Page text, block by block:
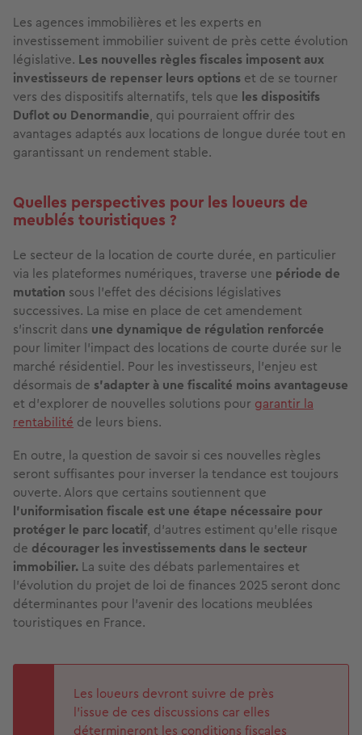
Les agences immobilières et les experts en
investissement immobilier suivent de près cette évolution
législative. Les nouvelles règles fiscales imposent aux
investisseurs de repenser leurs options et de se tourner
vers des dispositifs alternatifs, tels que les dispositifs
Duflot ou Denormandie, qui pourraient offrir des
avantages adaptés aux locations de longue durée tout en
garantissant un rendement stable.
Quelles perspectives pour les loueurs de
meublés touristiques ?
Le secteur de la location de courte durée, en particulier
via les plateformes numériques, traverse une période de
mutation sous l’effet des décisions législatives
successives. La mise en place de cet amendement
s’inscrit dans une dynamique de régulation renforcée
pour limiter l’impact des locations de courte durée sur le
marché résidentiel. Pour les investisseurs, l’enjeu est
désormais de s’adapter à une fiscalité moins avantageuse
et d’explorer de nouvelles solutions pour garantir la
rentabilité de leurs biens.
En outre, la question de savoir si ces nouvelles règles
seront suffisantes pour inverser la tendance est toujours
ouverte. Alors que certains soutiennent que
l’uniformisation fiscale est une étape nécessaire pour
protéger le parc locatif, d’autres estiment qu’elle risque
de décourager les investissements dans le secteur
immobilier. La suite des débats parlementaires et
l’évolution du projet de loi de finances 2025 seront donc
déterminantes pour l’avenir des locations meublées
touristiques en France.
Les loueurs devront suivre de près
l’issue de ces discussions car elles
détermineront les conditions fiscales